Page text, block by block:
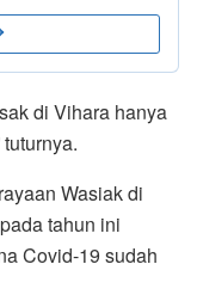
di Vihara hanya
Wasiak di
tahun ini
Covid-19 sudah